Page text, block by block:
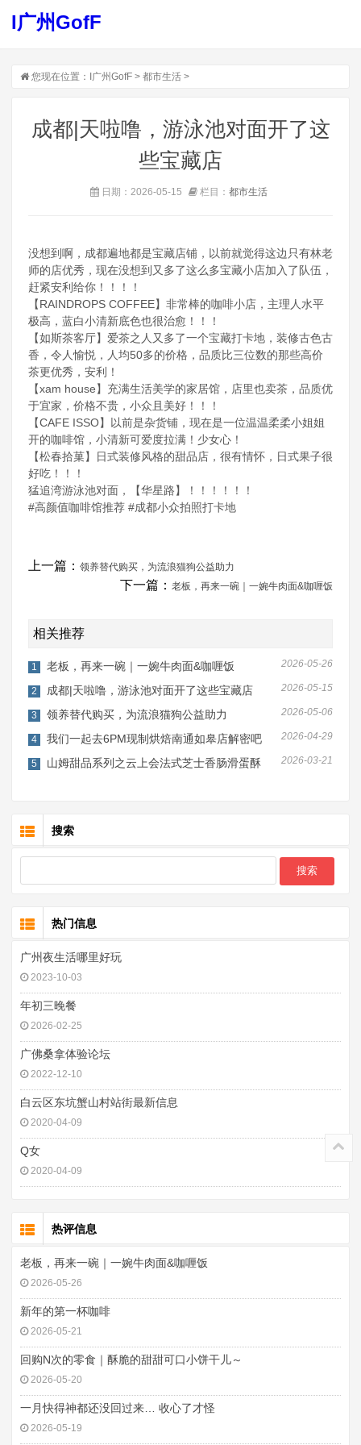
I广州GofF
您现在位置： I广州GofF > 都市生活 >
成都|天啦噜，游泳池对面开了这
些宝藏店
日期：2026-05-15 栏目： 都市生活
没想到啊，成都遍地都是宝藏店铺，以前就觉得这边只有林老
师的店优秀，现在没想到又多了这么多宝藏小店加入了队伍，
赶紧安利给你！！！！
【RAINDROPS COFFEE】非常棒的咖啡小店，主理人水平
极高，蓝白小清新底色也很治愈！！！
【如斯茶客厅】爱茶之人又多了一个宝藏打卡地，装修古色古
香，令人愉悦，人均50多的价格，品质比三位数的那些高价
茶更优秀，安利！
【xam house】充满生活美学的家居馆，店里也卖茶，品质优
于宜家，价格不贵，小众且美好！！！
【CAFE ISSO】以前是杂货铺，现在是一位温温柔柔小姐姐
开的咖啡馆，小清新可爱度拉满！少女心！
【松春拾菓】日式装修风格的甜品店，很有情怀，日式果子很
好吃！！！
猛追湾游泳池对面，【华星路】！！！！！！
#高颜值咖啡馆推荐 #成都小众拍照打卡地
上一篇： 领养替代购买，为流浪猫狗公益助力
下一篇： 老板，再来一碗｜一婉牛肉面&咖喱饭
相关推荐
2026-05-26
1 老板，再来一碗｜一婉牛肉面&咖喱饭
2026-05-15
2 成都|天啦噜，游泳池对面开了这些宝藏店
2026-05-06
3 领养替代购买，为流浪猫狗公益助力
2026-04-29
4 我们一起去6PM现制烘焙南通如皋店解密吧
2026-03-21
5 山姆甜品系列之云上会法式芝士香肠滑蛋酥
搜索
热门信息
广州夜生活哪里好玩
2023-10-03
年初三晚餐
2026-02-25
广佛桑拿体验论坛
2022-12-10
白云区东坑蟹山村站街最新信息
2020-04-09
Q女
2020-04-09
热评信息
老板，再来一碗｜一婉牛肉面&咖喱饭
2026-05-26
新年的第一杯咖啡
2026-05-21
回购N次的零食｜酥脆的甜甜可口小饼干儿～
2026-05-20
一月快得神都还没回过来… 收心了才怪
2026-05-19